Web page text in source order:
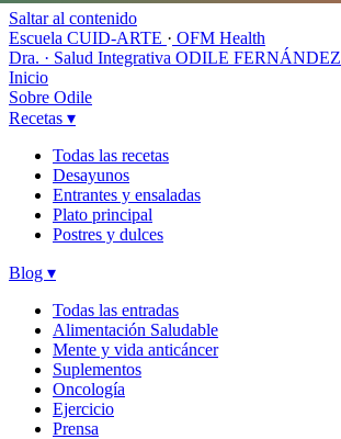
Saltar al contenido
Escuela CUID-ARTE · OFM Health
Dra. · Salud Integrativa ODILE FERNÁNDEZ
Inicio
Sobre Odile
Recetas ▾
Todas las recetas
Desayunos
Entrantes y ensaladas
Plato principal
Postres y dulces
Blog ▾
Todas las entradas
Alimentación Saludable
Mente y vida anticáncer
Suplementos
Oncología
Ejercicio
Prensa